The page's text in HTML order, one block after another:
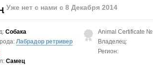
Уже нет с нами с 8 Декабря 2014
Собака
Лабрадор ретривер
Самец
Animal Certificate №
Владелец:
Регион: